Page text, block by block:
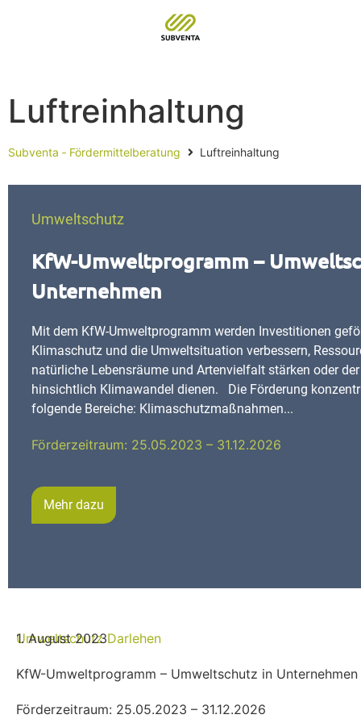
Luftreinhaltung
Subventa ‐ Fördermittelberatung Luftreinhaltung
Umweltschutz
KfW-Umweltprogramm –
Unternehmen
Mit dem KfW-Umweltprogramm werden Investitionen
Klimaschutz und die Umweltsituation verbessern,
natürliche Lebensräume und Artenvielfalt stärken oder
hinsichtlich Klimawandel dienen. Die Förderung
folgende Bereiche: Klimaschutzmaßnahmen...
Förderzeitraum: 25.05.2023 – 31.12.2026
Mehr dazu
Umweltschutz Darlehen
1. August 2023
KfW-Umweltprogramm – Umweltschutz in Unternehmen
Förderzeitraum: 25.05.2023 – 31.12.2026